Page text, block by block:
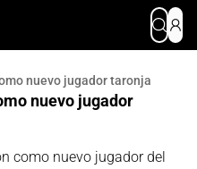
nuevo jugador taronja
nuevo jugador
como nuevo jugador del